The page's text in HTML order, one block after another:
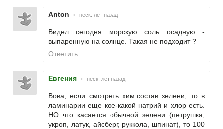
Anton • неск. лет назад
Видел сегодня морскую соль осадную -
выпаренную на солнце. Такая не подходит ?
Ответить
Евгения • неск. лет назад
Вова, если смотреть хим.состав зелени, то в
ламинарии еще кое-какой натрий и хлор есть.
НО что касается обычной зелени (петрушка,
укроп, латук, айсберг, руккола, шпинат), то 100